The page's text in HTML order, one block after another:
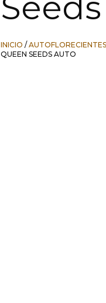
INICIO /AUTOFLORECIENTES
QUEEN SEEDS AUTO